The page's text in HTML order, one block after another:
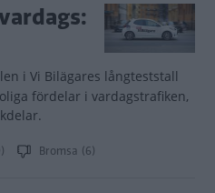
i Vi Bilägares långteststall
fördelar i vardagstrafiken,
Bromsa (6)